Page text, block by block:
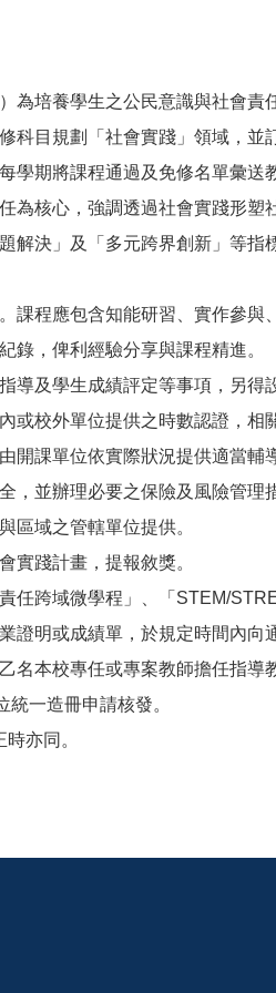
培養學生之公民意識與社會責
科目規劃「社會實踐」領域，並
期將課程通過及免修名單彙送
核心，強調透過社會實踐形塑
解決」及「多元跨界創新」等
程應包含知能研習、實作參與
錄，俾利經驗分享與課程精進。
及學生成績評定等事項，另得設
校外單位提供之時數認證，相關
課單位依實際狀況提供適當輔導
並辦理必要之保險及風險管理措
域之管轄單位提供。
踐計畫，提報敘獎。
跨域微學程」、「STEM/
證明或成績單，於規定時間內向
本校專任或專案教師擔任指導
一造冊申請核發。
亦同。